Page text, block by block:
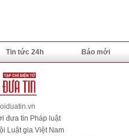
Tin tức 24h Báo mới
đưa tin Pháp luật
Luật gia Việt Nam